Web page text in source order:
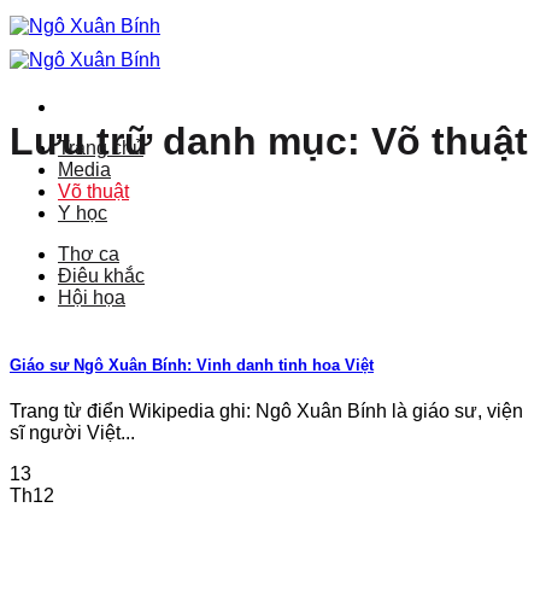
Bỏ
qua
nội
Trang chủ
Media
Võ thuật
Y học
Thơ ca
Điêu khắc
Hội họa
Lưu trữ danh mục: Võ thuật
Giáo sư Ngô Xuân Bính: Vinh danh tinh hoa Việt
Trang từ điển Wikipedia ghi: Ngô Xuân Bính là giáo sư, viện
sĩ người Việt...
13
Th12